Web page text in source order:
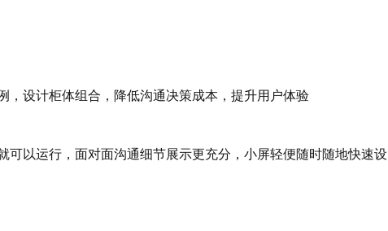
设计柜体组合，降低沟通决策成本，提升用户体验
可以运行，面对面沟通细节展示更充分，小屏轻便随时随地快速设